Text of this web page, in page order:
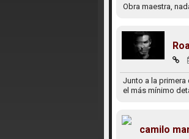
Obra maestra,
Junto a la primera
el más mínimo
camilo